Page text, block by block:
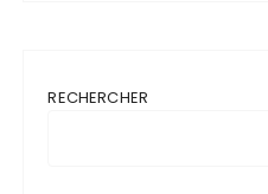
RECHERCHER